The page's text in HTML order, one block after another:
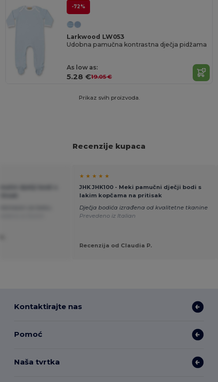
-72%
Larkwood LW053
Udobna pamučna kontrastna dječja pidžama
As low as:
5.28 €19.05 €
Prikaz svih proizvoda.
Recenzije kupaca
★ ★ ★ ★ ★
JHK JHK100 - Meki pamučni dječji bodi s
lakim kopčama na pritisak
Dječja bodića izrađena od kvalitetne tkanine
Prevedeno iz Italian
Recenzija od Claudia P.
Kontaktirajte nas
Pomoć
Naša tvrtka